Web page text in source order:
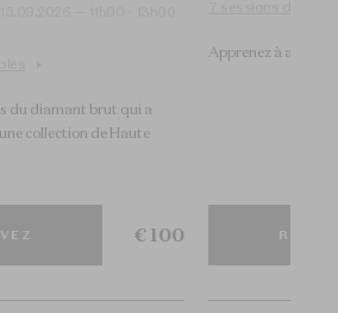
du diamant brut qui a
collection de Haute
€ 100
Apprenez à